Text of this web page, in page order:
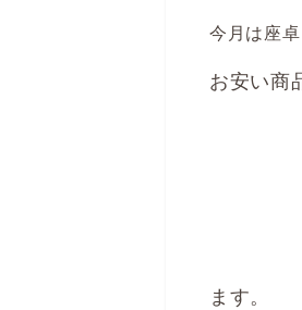
今月は座
お安い商
ます。